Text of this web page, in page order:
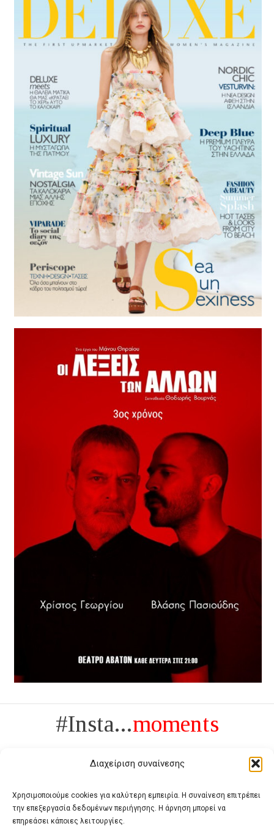
Διαχείριση συναίνεσης
Χρησιμοποιούμε cookies για καλύτερη εμπειρία. Η συναίνεση επιτρέπει
την επεξεργασία δεδομένων περιήγησης. Η άρνηση μπορεί να
επηρεάσει κάποιες λειτουργίες.
#Insta...moments
Πολυτέλεια δεν είναι το αντίθετο της ανέχειας, είναι το αντίθετο της